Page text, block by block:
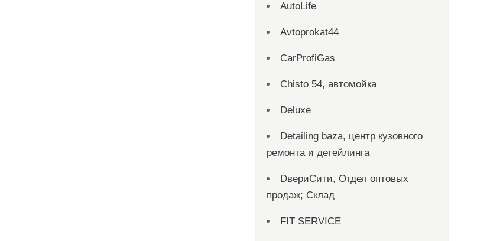
AutoLife
Avtoprokat44
CarProfiGas
Chisto 54, автомойка
Deluxe
Detailing baza, центр кузовного
ремонта и детейлинга
DвериСити, Отдел оптовых
продаж; Склад
FIT SERVICE